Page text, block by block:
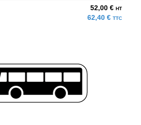
52,00 € HT
62,40 € TTC